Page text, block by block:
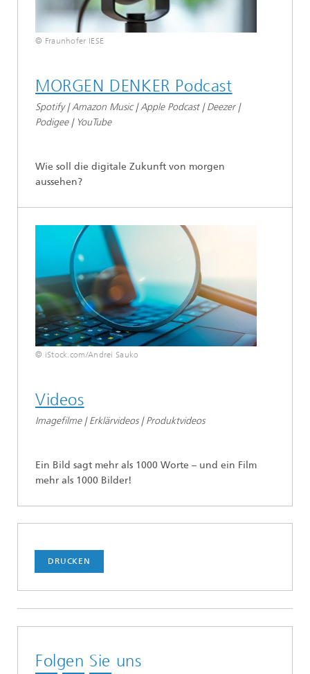
© Fraunhofer IESE
MORGEN DENKER Podcast
Spotify | Amazon Music | Apple Podcast | Deezer |
Podigee | YouTube
Wie soll die digitale Zukunft von morgen
aussehen?
© iStock.com/Andrei Sauko
Videos
Imagefilme | Erklärvideos | Produktvideos
Ein Bild sagt mehr als 1000 Worte – und ein Film
mehr als 1000 Bilder!
DRUCKEN
Folgen Sie uns